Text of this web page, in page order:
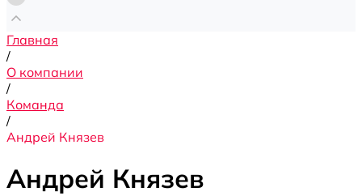
Главная
/
О компании
/
Команда
/
Андрей Князев
Андрей Князев